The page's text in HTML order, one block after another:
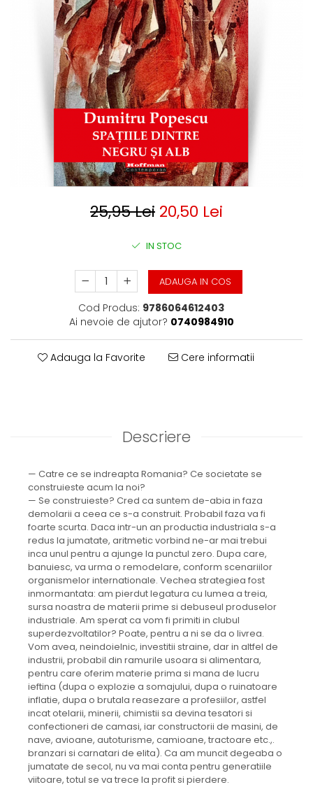
Contemporana
Universala
Universala
Non-fictiune
Publicistica / Reportaje / Interviuri
Stiinte umaniste
Sociologie si filozofie25,95 Lei 20,50 Lei
IN STOC
ADAUGA IN COS
Cod Produs: 9786064612403
Ai nevoie de ajutor? 0740984910
Adauga la Favorite Cere informatii
Descriere
— Catre ce se indreapta Romania? Ce societate se
construieste acum la noi?
— Se construieste? Cred ca suntem de-abia in faza
demolarii a ceea ce s-a construit. Probabil faza va fi
foarte scurta. Daca intr-un an productia industriala s-a
redus la jumatate, aritmetic vorbind ne-ar mai trebui
inca unul pentru a ajunge la punctul zero. Dupa care,
banuiesc, va urma o remodelare, conform scenariilor
organismelor internationale. Vechea strategiea fost
inmormantata: am pierdut legatura cu lumea a treia,
sursa noastra de materii prime si debuseul produselor
industriale. Am sperat ca vom fi primiti in clubul
superdezvoltatilor? Poate, pentru a ni se da o livrea.
Vom avea, neindoielnic, investitii straine, dar in altfel de
industrii, probabil din ramurile usoara si alimentara,
pentru care oferim materie prima si mana de lucru
ieftina (dupa o explozie a somajului, dupa o ruinatoare
inflatie, dupa o brutala reasezare a profesiilor, astfel
incat otelarii, minerii, chimistii sa devina tesatori si
confectioneri de camasi, iar constructorii de masini, de
nave, avioane, autoturisme, camioane, tractoare etc.,.
branzari si carnatari de elita). Ca am muncit degeaba o
jumatate de secol, nu va mai conta pentru generatiile
viitoare, totul se va trece la profit si pierdere.